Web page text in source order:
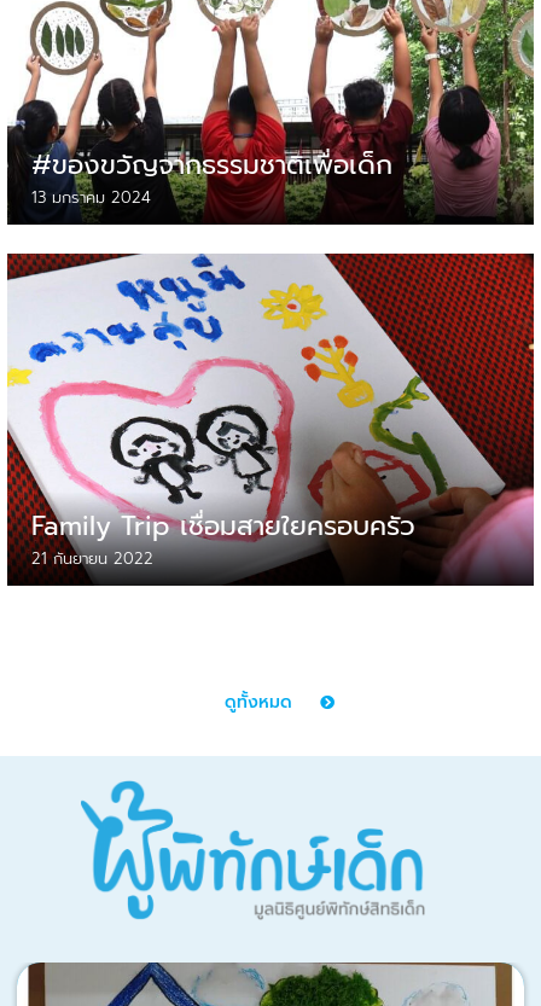
#ของขวัญจากธรรมชาติเพื่อเด็ก
13 มกราคม 2024
Family Trip เชื่อมสายใยครอบครัว
21 กันยายน 2022
ดูทั้งหมด